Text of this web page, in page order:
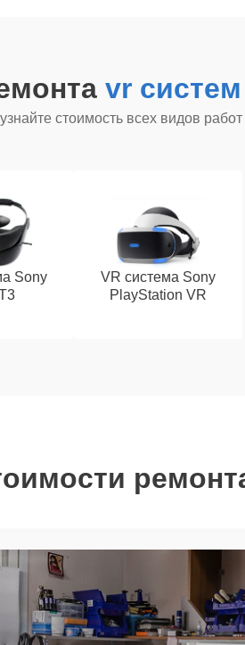
vr
стоимость всех видов работ
Sony
VR система Sony
PlayStation VR